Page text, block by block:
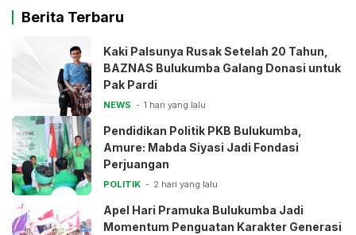
Berita Terbaru
Kaki Palsunya Rusak Setelah 20 Tahun,
BAZNAS Bulukumba Galang Donasi untuk
Pak Pardi
NEWS 1 hari yang lalu
Pendidikan Politik PKB Bulukumba,
Amure: Mabda Siyasi Jadi Fondasi
Perjuangan
POLITIK 2 hari yang lalu
Apel Hari Pramuka Bulukumba Jadi
Momentum Penguatan Karakter Generasi